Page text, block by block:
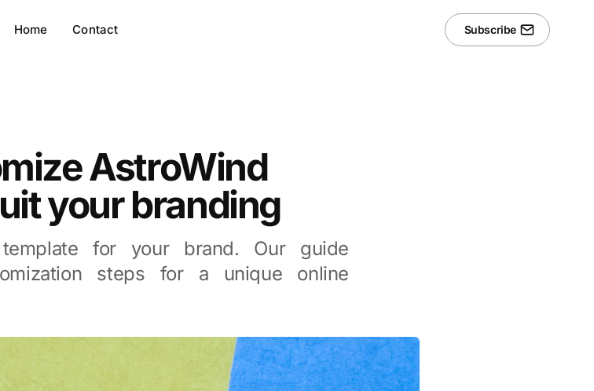
Home Contact Subscribe
AstroWind
your branding
template for your brand. Our guide
steps for a unique online